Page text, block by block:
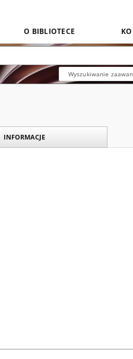
O BIBLIOTECE
Wyszukiwanie
INFORMACJE